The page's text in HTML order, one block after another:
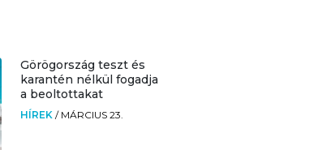
Görögország teszt és
karantén nélkül fogadja
a beoltottakat
HÍREK / MÁRCIUS 23.